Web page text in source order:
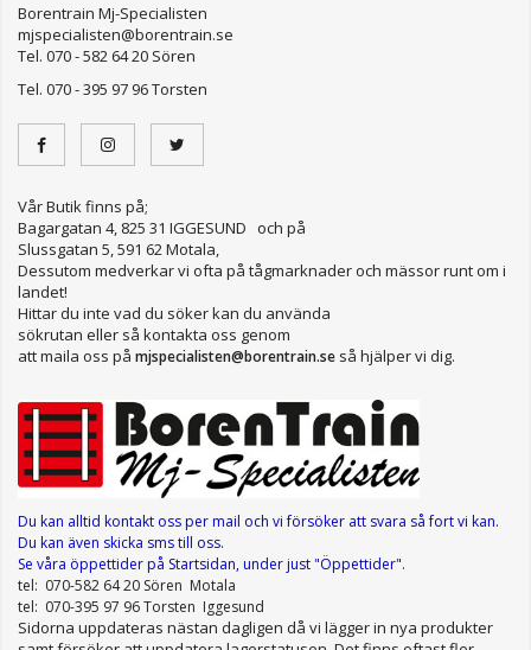
Borentrain Mj-Specialisten
mjspecialisten@borentrain.se
Tel. 070 - 582 64 20 Sören
Tel. 070 - 395 97 96 Torsten
Vår Butik finns på;
Bagargatan 4, 825 31 IGGESUND och på
Slussgatan 5, 591 62 Motala,
Dessutom medverkar vi ofta på tågmarknader och mässor runt om i
landet!
Hittar du inte vad du söker kan du använda
sökrutan eller så kontakta oss genom
att maila oss på mjspecialisten@borentrain.se så hjälper vi dig.
Du kan alltid kontakt oss per mail och vi försöker att svara så fort vi kan.
Du kan även skicka sms till oss.
Se våra öppettiderpå Startsidan, under just "Öppettider".
tel: 070-582 64 20 Sören Motala
tel: 070-395 97 96 Torsten Iggesund
Sidorna uppdateras nästan dagligen då vi lägger in nya produkter